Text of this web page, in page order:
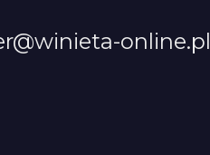
online.pl